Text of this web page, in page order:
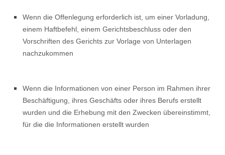
Wenn die Offenlegung erforderlich ist, um einer Vorladung,
einem Haftbefehl, einem Gerichtsbeschluss oder den
Vorschriften des Gerichts zur Vorlage von Unterlagen
nachzukommen
Wenn die Informationen von einer Person im Rahmen ihrer
Beschäftigung, ihres Geschäfts oder ihres Berufs erstellt
wurden und die Erhebung mit den Zwecken übereinstimmt,
für die die Informationen erstellt wurden